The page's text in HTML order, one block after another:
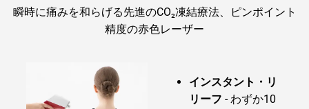
瞬時に痛みを和らげる先進のCO₂凍結療法、ピンポイント
精度の赤色レーザー
インスタント・リ
リーフ - わずか10